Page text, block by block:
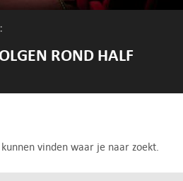
ROND HALF
vinden waar je naar zoekt.